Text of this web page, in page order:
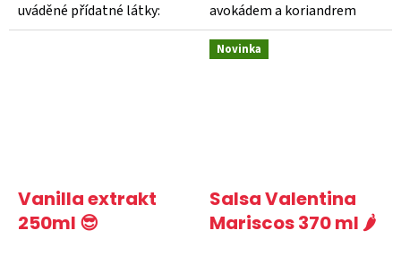
uváděné přídatné látky:
žádnéPoužití: na
avokádem a koriandrem
Salsa de Guacamole od...
Vanilla extrakt
250ml 😎
Novinka
Salsa Valentina
Mariscos 370 ml 🌶️